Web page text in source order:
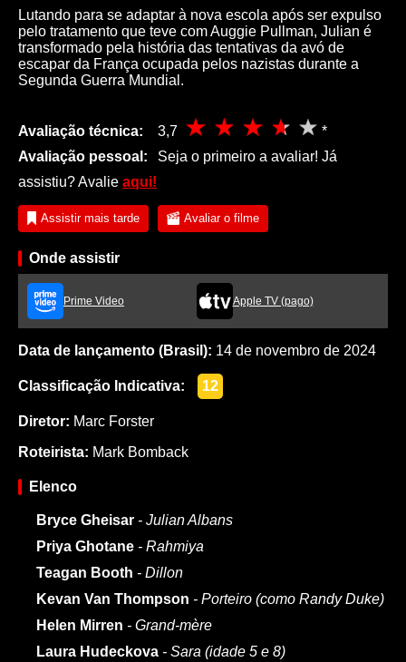
Lutando para se adaptar à nova escola após ser expulso
pelo tratamento que teve com Auggie Pullman, Julian é
transformado pela história das tentativas da avó de
escapar da França ocupada pelos nazistas durante a
Segunda Guerra Mundial.
Avaliação técnica: 3,7
*
Avaliação pessoal:
Seja o primeiro a avaliar! Já
assistiu? Avalie aqui!
Assistir mais tarde Avaliar o filme
Onde assistir
Prime Video Apple TV (pago)
Data de lançamento (Brasil): 14 de novembro de 2024
Classificação Indicativa: 12
Diretor: Marc Forster
Roteirista: Mark Bomback
Elenco
Bryce Gheisar - Julian Albans
Priya Ghotane - Rahmiya
Teagan Booth - Dillon
Kevan Van Thompson - Porteiro (como Randy Duke)
Helen Mirren - Grand-mère
Laura Hudeckova - Sara (idade 5 e 8)